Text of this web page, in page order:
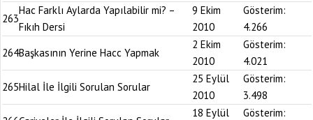
263
Hac Farklı Aylarda Yapılabilir mi? –
Fıkıh Dersi
9 Ekim
2010
Gösterim:
4.266
264Başkasının Yerine Hacc Yapmak
2 Ekim
2010
Gösterim:
4.021
265Hilal İle İlgili Sorulan Sorular
25 Eylül
2010
Gösterim:
3.498
18 Eylül Gösterim: